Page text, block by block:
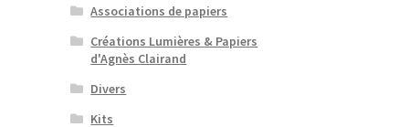
Associations de papiers
Créations Lumières & Papiers
d'Agnès Clairand
Divers
Kits